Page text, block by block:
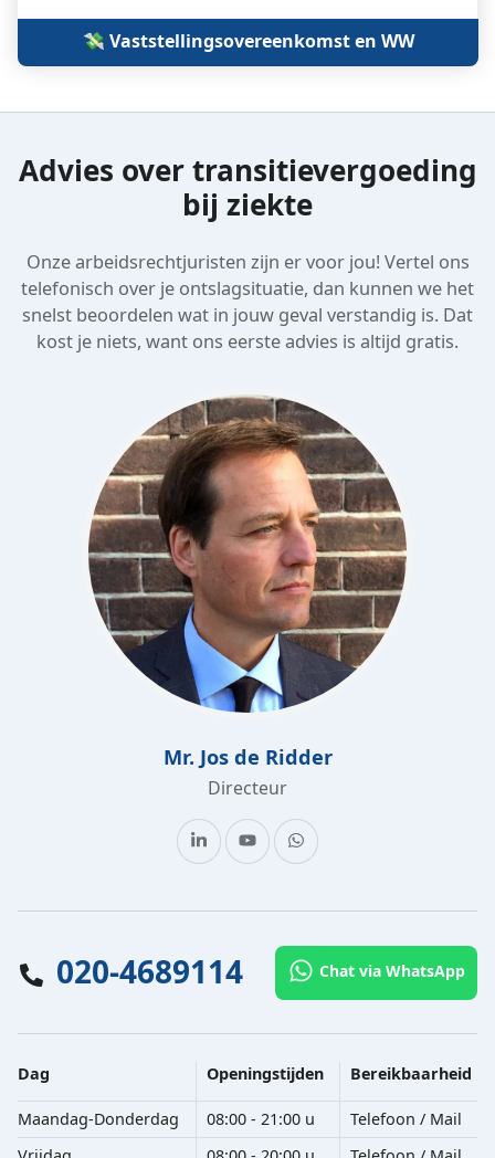
💸 Vaststellings­overeenkomst en WW
Advies over transitievergoeding
bij ziekte
Onze arbeidsrechtjuristen zijn er voor jou! Vertel ons
telefonisch over je ontslagsituatie, dan kunnen we het
snelst beoordelen wat in jouw geval verstandig is. Dat
kost je niets, want ons eerste advies is altijd gratis.
Mr. Jos de Ridder
Directeur
020-4689114 Chat via WhatsApp
Dag Openingstijden Bereikbaarheid
Maandag-Donderdag 08:00 - 21:00 u
Telefoon / Mail